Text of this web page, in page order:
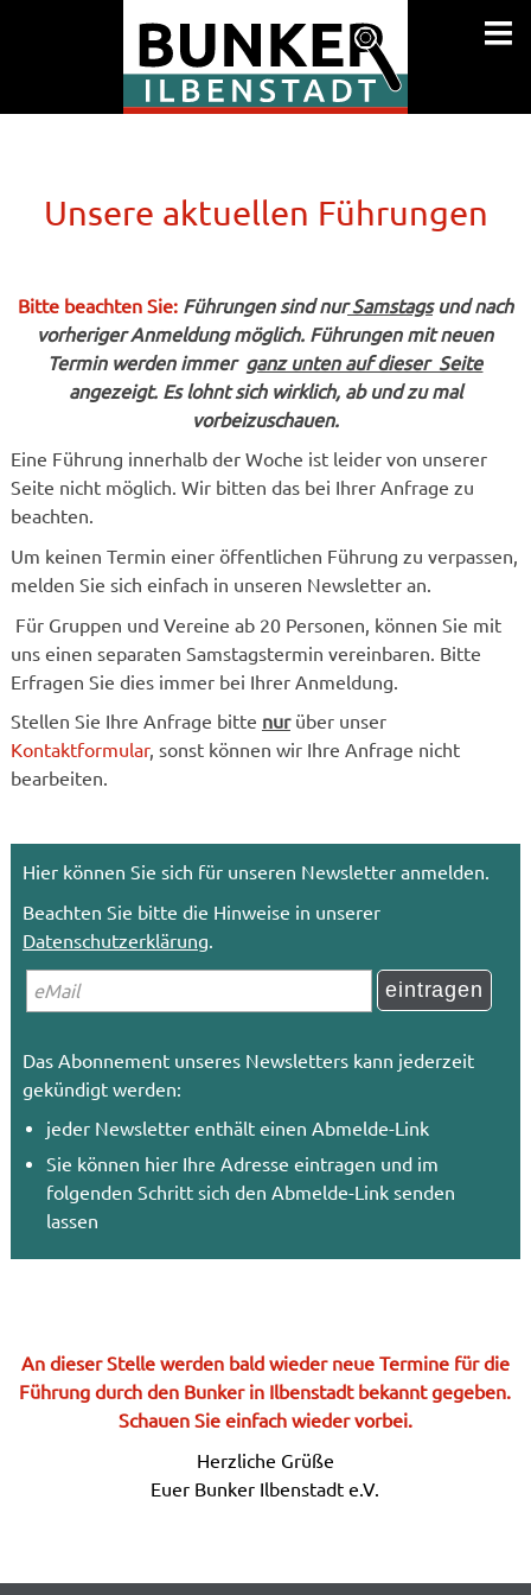

Unsere aktuellen Führungen
Bitte beachten Sie: Führungen sind nurSamstagsund nach
vorheriger Anmeldung möglich. Führungen mit neuen
Termin werden immer ganz unten auf dieser Seite
angezeigt. Es lohnt sich wirklich, ab und zu mal
vorbeizuschauen.
Eine Führung innerhalb der Woche ist leider von unserer
Seite nicht möglich. Wir bitten das bei Ihrer Anfrage zu
beachten.
Um keinen Termin einer öffentlichen Führung zu verpassen,
melden Sie sich einfach in unseren Newsletter an.
Für Gruppen und Vereine ab 20 Personen, können Sie mit
uns einen separaten Samstagstermin vereinbaren. Bitte
Erfragen Sie dies immer bei Ihrer Anmeldung.
Stellen Sie Ihre Anfrage bitte nurüber unser
Kontaktformular, sonst können wir Ihre Anfrage nicht
bearbeiten.
Hier können Sie sich für unseren Newsletter anmelden.
Beachten Sie bitte die Hinweise in unserer
Datenschutzerklärung.
Das Abonnement unseres Newsletters kann jederzeit
gekündigt werden:
jeder Newsletter enthält einen Abmelde-Link
Sie können hier Ihre Adresse eintragen und im
folgenden Schritt sich den Abmelde-Link senden
lassen
An dieser Stelle werden bald wieder neue Termine für die
Führung durch den Bunker in Ilbenstadt bekannt gegeben.
Schauen Sie einfach wieder vorbei.
Herzliche Grüße
Euer Bunker Ilbenstadt e.V.